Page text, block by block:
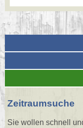
Zeitraumsuche
Sie wollen schnell